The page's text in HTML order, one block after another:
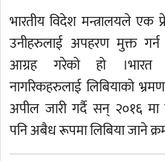
भारतीय विदेश मन्त्रालयले एक
उनीहरुलाई अपहरण मुक्त गर्न
आग्रह गरेको हो
नागरिकहरुलाई लिबियाको
अपील जारी गर्दै सन् २०१६ मा
पनि अबैध रूपमा लिबिया जाने